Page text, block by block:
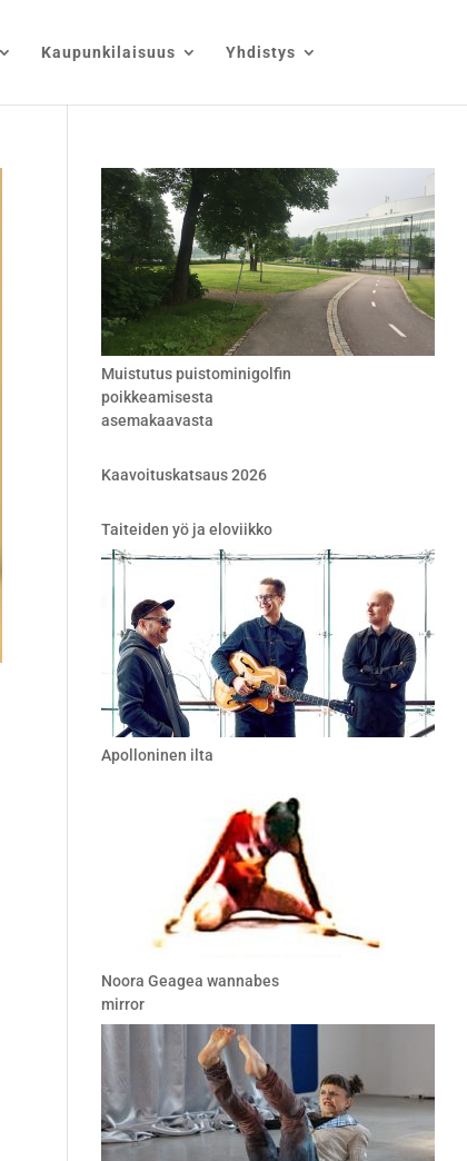
Kaupunkilaisuus Yhdistys
Muistutus puistominigolfin
poikkeamisesta
asemakaavasta
Kaavoituskatsaus 2026
Taiteiden yö ja eloviikko
Apolloninen ilta
Noora Geagea wannabes
mirror